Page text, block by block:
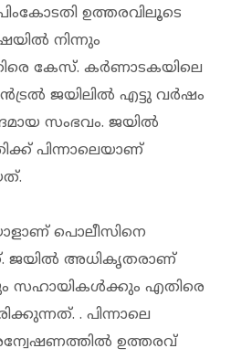
ഉത്തരവിലൂടെ
നിന്നും
കേസ്. കർണാടകയിലെ
ജയിലിൽ എട്ടു വർഷം
സംഭവം. ജയിൽ
പിന്നാലെയാണ്
പൊലീസിനെ
ജയിൽ അധികൃതരാണ്
സഹായികൾക്കും എതിരെ
. പിന്നാലെ
ഉത്തരവ്